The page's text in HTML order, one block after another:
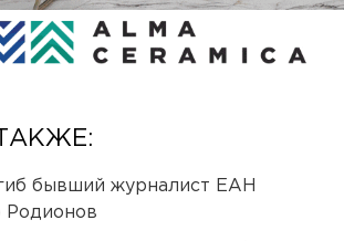
бывший журналист ЕАН
Родионов